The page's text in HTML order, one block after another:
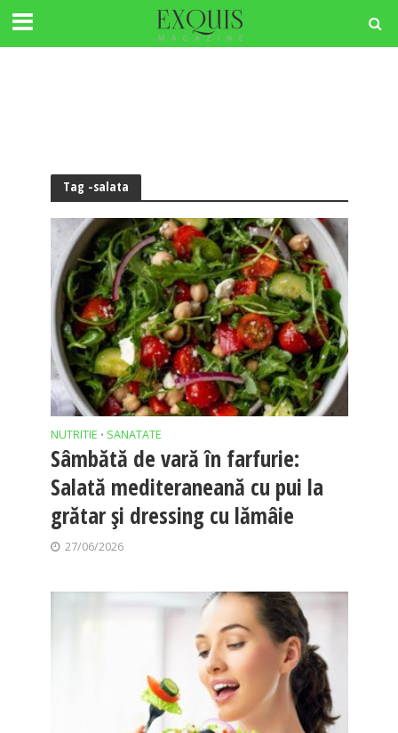
Tag -salata
NUTRITIE • SANATATE
Sâmbătă de vară în farfurie:
Salată mediteraneană cu pui la
grătar și dressing cu lămâie
27/06/2026